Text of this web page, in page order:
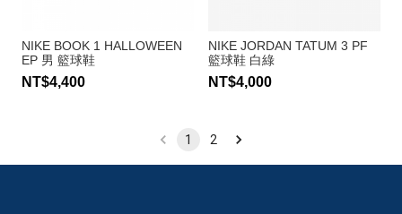
NIKE BOOK 1 HALLOWEEN
EP 男 籃球鞋
NT$4,400
NIKE JORDAN TATUM 3 PF
籃球鞋 白綠
NT$4,000
1 2